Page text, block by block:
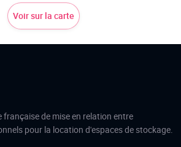
Voir sur la carte
de mise en relation entre
pour la location d'espaces de stockage.